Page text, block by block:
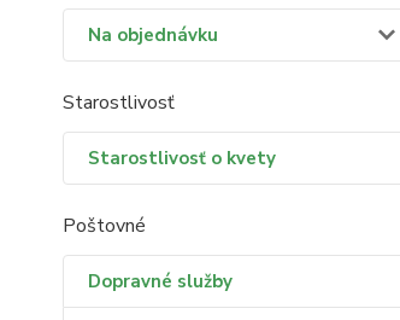
Na objednávku
Starostlivosť
Starostlivosť o kvety
Poštovné
Dopravné služby